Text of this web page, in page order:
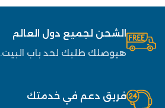
الشحن لجميع دول العالم
هيوصلك طلبك لحد باب البيت.
فريق دعم في خدمتك